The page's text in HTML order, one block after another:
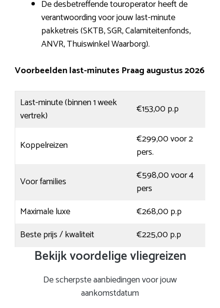
De desbetreffende touroperator heeft de
verantwoording voor jouw last-minute
pakketreis (SKTB, SGR, Calamiteitenfonds,
ANVR, Thuiswinkel Waarborg).
Voorbeelden last-minutes Praag augustus 2026
Last-minute (binnen 1 week
vertrek)
€153,00 p.p
Koppelreizen
€299,00 voor 2
pers.
Voor families
€598,00 voor 4
pers
Maximale luxe
€268,00 p.p
Beste prijs / kwaliteit
€225,00 p.p
Bekijk voordelige vliegreizen
De scherpste aanbiedingen voor jouw
aankomstdatum